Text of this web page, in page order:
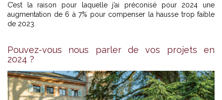
C’est la raison pour laquelle j’ai préconisé pour 2024 une
augmentation de 6 à 7% pour compenser la hausse trop faible
de 2023.
Pouvez-vous nous parler de vos projets en
2024 ?